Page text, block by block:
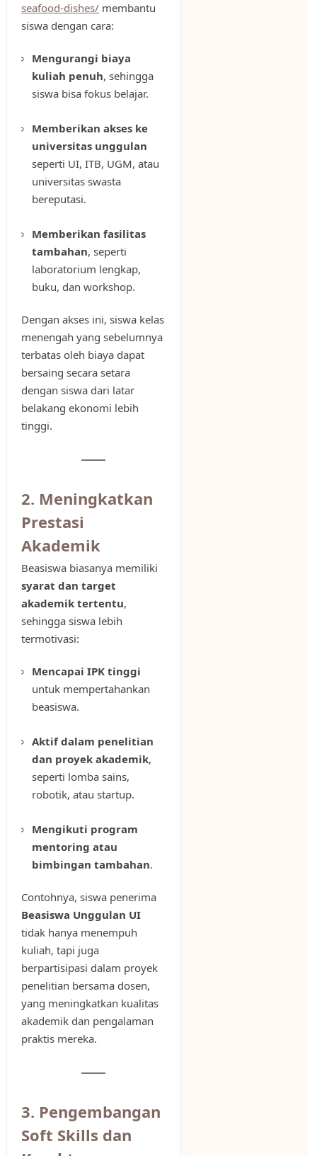
seafood-dishes/membantu
siswa dengan cara:
Mengurangi biaya
kuliah penuh, sehingga
siswa bisa fokus belajar.
Memberikan akses ke
universitas unggulan
seperti UI, ITB, UGM, atau
universitas swasta
bereputasi.
Memberikan fasilitas
tambahan, seperti
laboratorium lengkap,
buku, dan workshop.
Dengan akses ini, siswa kelas
menengah yang sebelumnya
terbatas oleh biaya dapat
bersaing secara setara
dengan siswa dari latar
belakang ekonomi lebih
tinggi.
2. Meningkatkan
Prestasi
Akademik
Beasiswa biasanya memiliki
syarat dan target
akademik tertentu,
sehingga siswa lebih
termotivasi:
Mencapai IPK tinggi
untuk mempertahankan
beasiswa.
Aktif dalam penelitian
dan proyek akademik,
seperti lomba sains,
robotik, atau startup.
Mengikuti program
mentoring atau
bimbingan tambahan.
Contohnya, siswa penerima
Beasiswa Unggulan UI
tidak hanya menempuh
kuliah, tapi juga
berpartisipasi dalam proyek
penelitian bersama dosen,
yang meningkatkan kualitas
akademik dan pengalaman
praktis mereka.
3. Pengembangan
Soft Skills dan